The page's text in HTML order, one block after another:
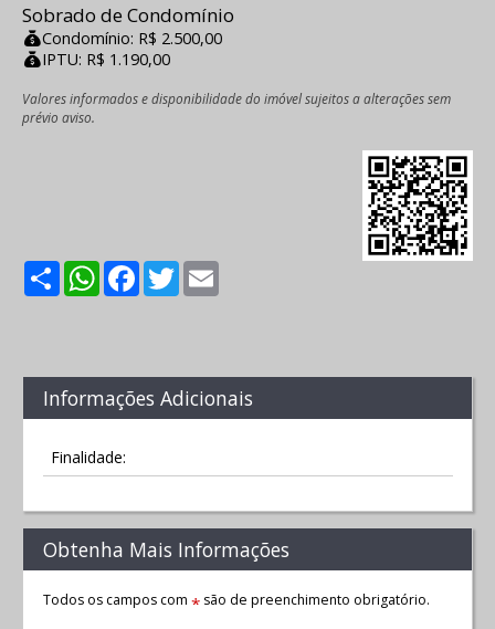
Sobrado de Condomínio
Condomínio: R$ 2.500,00
IPTU: R$ 1.190,00
Valores informados e disponibilidade do imóvel sujeitos a alterações sem
prévio aviso.
ShareWhatsApp
Facebook
Twitter
Informações Adicionais
Finalidade:
Obtenha Mais Informações
Todos os campos com *são de preenchimento obrigatório.